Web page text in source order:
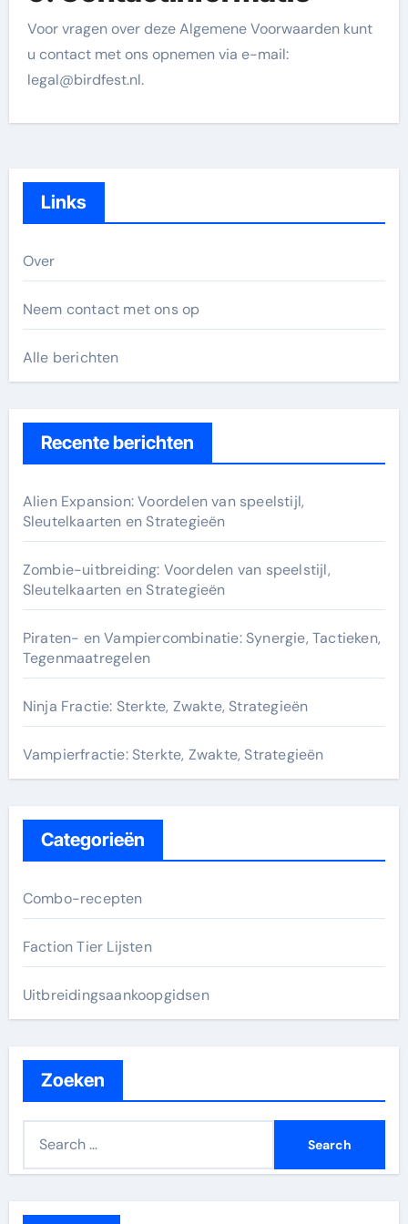
Voor vragen over deze Algemene Voorwaarden kunt
u contact met ons opnemen via e-mail:
legal@birdfest.nl.
Links
Over
Neem contact met ons op
Alle berichten
Recente berichten
Alien Expansion: Voordelen van speelstijl,
Sleutelkaarten en Strategieën
Zombie-uitbreiding: Voordelen van speelstijl,
Sleutelkaarten en Strategieën
Piraten- en Vampiercombinatie: Synergie, Tactieken,
Tegenmaatregelen
Ninja Fractie: Sterkte, Zwakte, Strategieën
Vampierfractie: Sterkte, Zwakte, Strategieën
Categorieën
Combo-recepten
Faction Tier Lijsten
Uitbreidingsaankoopgidsen
Zoeken